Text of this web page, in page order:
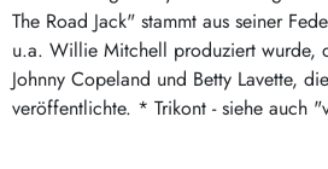
The Road Jack" stammt aus seiner
u.a. Willie Mitchell produziert wurde,
Johnny Copeland und Betty Lavette,
veröffentlichte. * Trikont - siehe auch